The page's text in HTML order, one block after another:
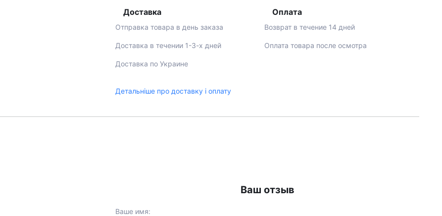
Доставка
Отправка товара в день заказа
Доставка в течении 1-3-х дней
Доставка по Украине
Оплата
Возврат в течение 14 дней
Оплата товара после осмотра
Детальніше про доставку і оплату
Ваш отзыв
Ваше имя: